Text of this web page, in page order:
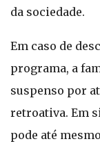
da sociedade.
Em caso de
programa, a
suspenso por
retroativa. Em
pode até